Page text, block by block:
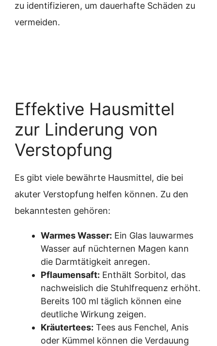
zu identifizieren, um dauerhafte Schäden zu
vermeiden.
Effektive Hausmittel
zur Linderung von
Verstopfung
Es gibt viele bewährte Hausmittel, die bei
akuter Verstopfung helfen können. Zu den
bekanntesten gehören:
Warmes Wasser: Ein Glas lauwarmes
Wasser auf nüchternen Magen kann
die Darmtätigkeit anregen.
Pflaumensaft: Enthält Sorbitol, das
nachweislich die Stuhlfrequenz erhöht.
Bereits 100 ml täglich können eine
deutliche Wirkung zeigen.
Kräutertees: Tees aus Fenchel, Anis
oder Kümmel können die Verdauung